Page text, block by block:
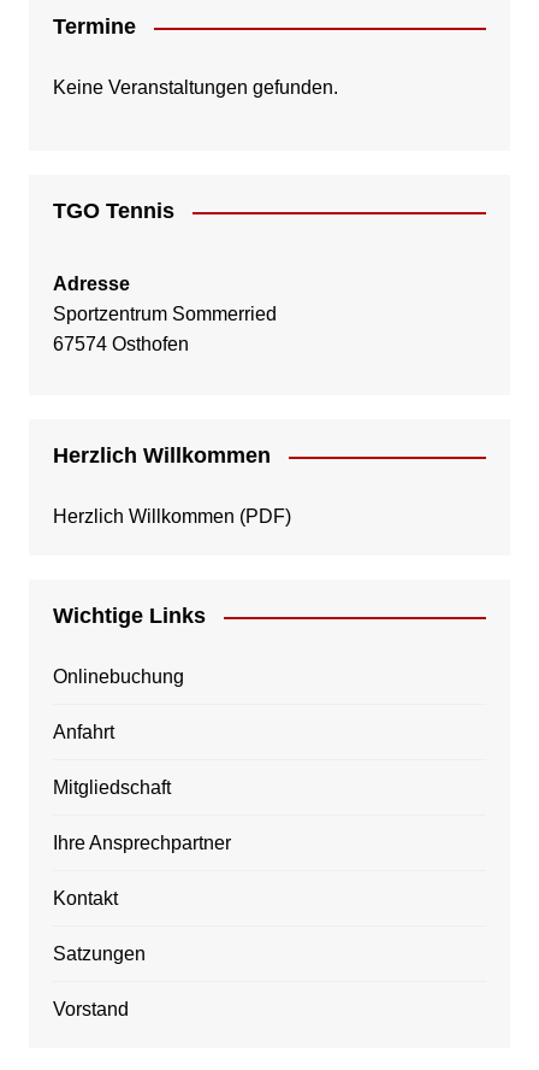
Termine
Keine Veranstaltungen gefunden.
TGO Tennis
Adresse
Sportzentrum Sommerried
67574 Osthofen
Herzlich Willkommen
Herzlich Willkommen (PDF)
Wichtige Links
Onlinebuchung
Anfahrt
Mitgliedschaft
Ihre Ansprechpartner
Kontakt
Satzungen
Vorstand